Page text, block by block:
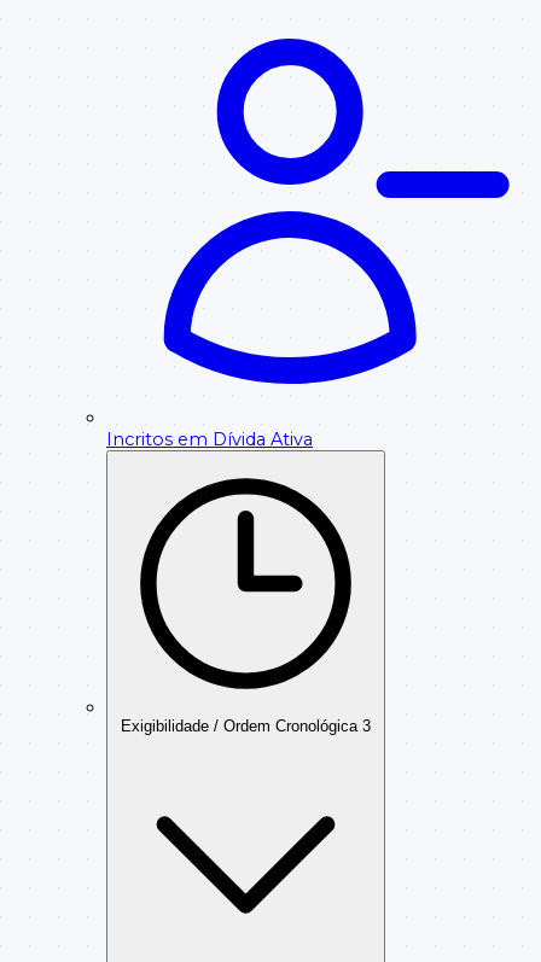
Incritos em Dívida Ativa
Exigibilidade / Ordem Cronológica 3